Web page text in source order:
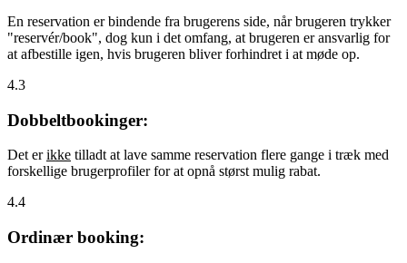
En reservation er bindende fra brugerens side, når brugeren trykker
"reservér/book", dog kun i det omfang, at brugeren er ansvarlig for
at afbestille igen, hvis brugeren bliver forhindret i at møde op.
4.3
Dobbeltbookinger:
Det erikke tilladt at lave samme reservation flere gange i træk med
forskellige brugerprofiler for at opnå størst mulig rabat.
4.4
Ordinær booking: